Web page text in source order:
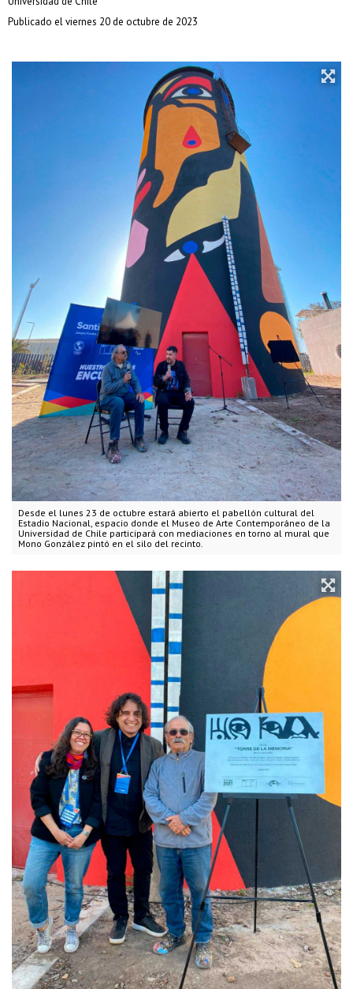
Desde el lunes 23 de octubre estará abierto el pabellón cultural del
Estadio Nacional, espacio donde el Museo de Arte Contemporáneo de la
Universidad de Chile participará con mediaciones en torno al mural que
Mono González pintó en el silo del recinto.
Publicado el viernes 20 de octubre de 2023